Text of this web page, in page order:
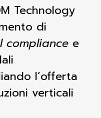
Technology
di
compliance e
l’offerta
verticali